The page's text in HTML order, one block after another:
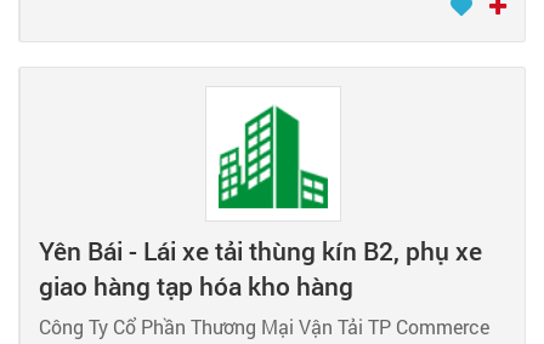
Yên Bái - Lái xe tải thùng kín B2, phụ xe
giao hàng tạp hóa kho hàng
Công Ty Cổ Phần Thương Mại Vận Tải TP Commerce